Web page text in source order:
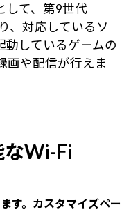
して、第9世代
、対応しているソ
動しているゲームの
画や配信が行えま
なWi-Fi
す。カスタマイズペー